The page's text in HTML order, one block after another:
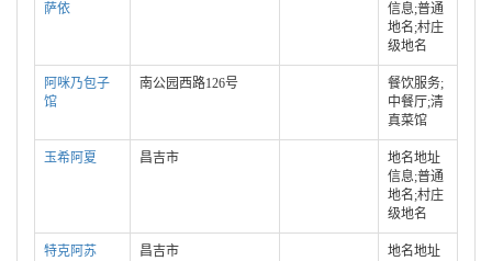
萨依
信息;普通
地名;村庄
级地名
阿咪乃包子
馆
南公园西路126号
餐饮服务;
中餐厅;清
真菜馆
玉希阿夏 昌吉市
地名地址
信息;普通
地名;村庄
级地名
特克阿苏 昌吉市
地名地址